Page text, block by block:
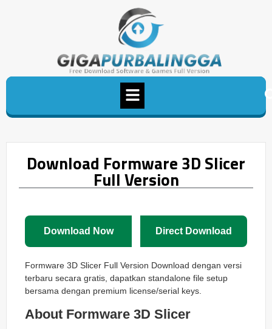
Download Formware 3D Slicer
Full Version
Download Now Direct Download
Formware 3D Slicer Full Version Download dengan versi
terbaru secara gratis, dapatkan standalone file setup
bersama dengan premium license/serial keys.
About Formware 3D Slicer